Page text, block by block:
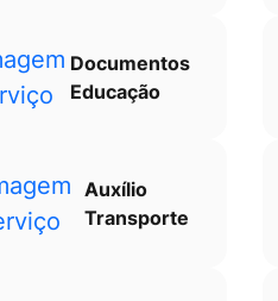
Documentos
Educação
Auxílio
Transporte